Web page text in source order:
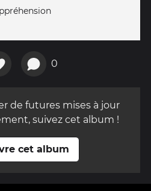
0
de futures mises à jour
suivez cet album !
cet album